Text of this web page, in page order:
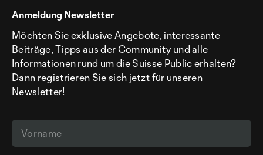
Anmeldung Newsletter
Möchten Sie exklusive Angebote, interessante
Beiträge, Tipps aus der Community und alle
Informationen rund um die Suisse Public erhalten?
Dann registrieren Sie sich jetzt für unseren
Newsletter!